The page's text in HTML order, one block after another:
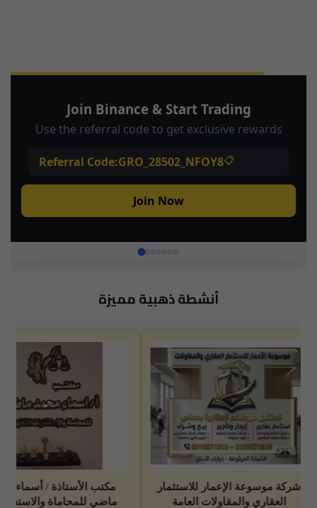
أنشطة ذهبية مميزة